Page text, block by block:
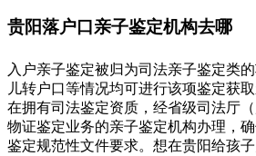
贵阳落户口亲子鉴定机构去哪
入户亲子鉴定被归为司法亲子鉴定类
儿转户口等情况均可进行该项鉴定获
在拥有司法鉴定资质，经省级司法厅
物证鉴定业务的亲子鉴定机构办理，
鉴定规范性文件要求。想在贵阳给孩